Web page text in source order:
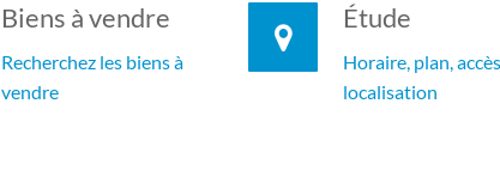
Biens à vendre
Recherchez les biens à
vendre
Étude
Horaire, plan,
localisation